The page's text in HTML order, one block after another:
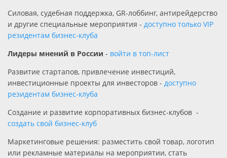
Силовая, судебная поддержка, GR-лоббинг, антирейдерство
и другие специальные мероприятия - доступно только VIP
резидентам бизнес-клуба
Лидеры мнений в России - войти в топ-лист
Развитие стартапов, привлечение инвестиций,
инвестиционные проекты для инвесторов - доступно
резидентам бизнес-клуба
Создание и развитие корпоративных бизнес-клубов -
создать свой бизнес-клуб
Маркетинговые решения: разместить свой товар, логотип
или рекламные материалы на мероприятии, стать